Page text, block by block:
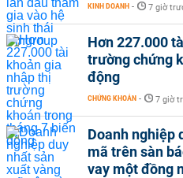
KINH DOANH - 7 giờ
Hơn 227.000
trường chứng
động
CHỨNG KHOÁN - 7 giờ
Doanh nghiệp
mã trên sàn
vay một đồng